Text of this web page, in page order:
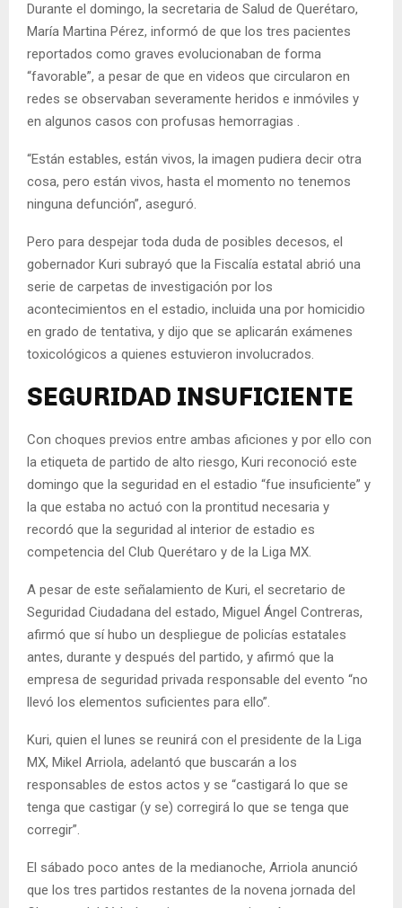
Durante el domingo, la secretaria de Salud de Querétaro,
María Martina Pérez, informó de que los tres pacientes
reportados como graves evolucionaban de forma
“favorable”, a pesar de que en videos que circularon en
redes se observaban severamente heridos e inmóviles y
en algunos casos con profusas hemorragias .
“Están estables, están vivos, la imagen pudiera decir otra
cosa, pero están vivos, hasta el momento no tenemos
ninguna defunción”, aseguró.
Pero para despejar toda duda de posibles decesos, el
gobernador Kuri subrayó que la Fiscalía estatal abrió una
serie de carpetas de investigación por los
acontecimientos en el estadio, incluida una por homicidio
en grado de tentativa, y dijo que se aplicarán exámenes
toxicológicos a quienes estuvieron involucrados.
SEGURIDAD INSUFICIENTE
Con choques previos entre ambas aficiones y por ello con
la etiqueta de partido de alto riesgo, Kuri reconoció este
domingo que la seguridad en el estadio “fue insuficiente” y
la que estaba no actuó con la prontitud necesaria y
recordó que la seguridad al interior de estadio es
competencia del Club Querétaro y de la Liga MX.
A pesar de este señalamiento de Kuri, el secretario de
Seguridad Ciudadana del estado, Miguel Ángel Contreras,
afirmó que sí hubo un despliegue de policías estatales
antes, durante y después del partido, y afirmó que la
empresa de seguridad privada responsable del evento “no
llevó los elementos suficientes para ello”.
Kuri, quien el lunes se reunirá con el presidente de la Liga
MX, Mikel Arriola, adelantó que buscarán a los
responsables de estos actos y se “castigará lo que se
tenga que castigar (y se) corregirá lo que se tenga que
corregir”.
El sábado poco antes de la medianoche, Arriola anunció
que los tres partidos restantes de la novena jornada del